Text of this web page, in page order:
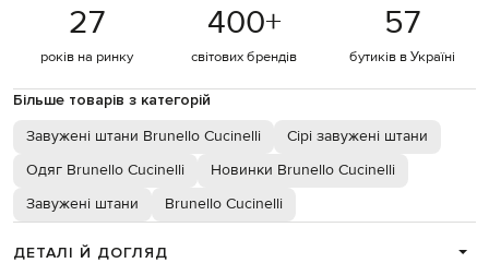
27
років на ринку
400+
світових брендів
57
бутиків в Україні
Більше товарів з категорій
Завужені штани Brunello Cucinelli
Сірі завужені штани
Одяг Brunello Cucinelli
Новинки Brunello Cucinelli
Завужені штани
Brunello Cucinelli
ДЕТАЛІ Й ДОГЛЯД